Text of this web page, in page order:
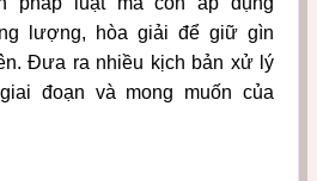
lượng, hòa giải để giữ gìn
Đưa ra nhiều kịch bản xử lý
đoạn và mong muốn của